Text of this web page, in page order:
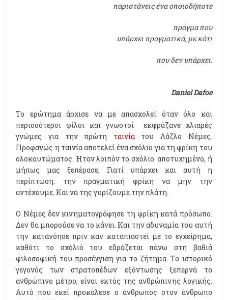
παριστάνεις ένα οποιοδήποτε
πράγμα που
υπάρχει πραγματικά, με κάτι
που δεν υπάρχει.
Daniel Dafoe
Το ερώτημα άρχισε να με απασχολεί όταν όλο και
περισσότεροι φίλοι και γνωστοί
εκφράζανε χλιαρές
γνώμες για την πρώτη ταινίατου Λάζλο Νέμες.
Προφανώς η ταινία αποτελεί ένα σχόλιο για τη φρίκη του
ολοκαυτώματος. Ήταν λοιπόν το σχόλιο αποτυχημένο, ή
μήπως μας ξεπέρασε; Γιατί υπάρχει και αυτή η
περίπτωση: την πραγματική φρίκη να μην την
αντέχουμε. Και να της γυρίζουμε την πλάτη.
Ο Νέμες δεν κινηματογράφησε τη φρίκη κατά πρόσωπο.
Δεν θα μπορούσε να το κάνει. Και την αδυναμία του αυτή
την κατανόησε πριν καν καταπιαστεί με το εγχείρημα,
καθότι το σχόλιό του εδράζεται πάνω στη βαθιά
φιλοσοφική του προσέγγιση για το ζήτημα. Το ιστορικό
γεγονός των στρατοπέδων εξόντωσης ξεπερνά το
ανθρώπινο μέτρο, είναι εκτός της ανθρώπινης λογικής.
Αυτό που εκεί προκάλεσε ο άνθρωπος στον άνθρωπο